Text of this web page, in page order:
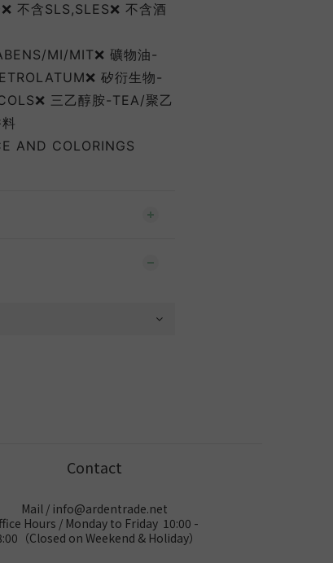
不含SLS,SLES❌ 不含酒
MI/MIT❌ 礦物油-
矽衍⽣物-
三⼄醇胺-TEA/聚⼄
AND COLORINGS
Contact
Mail / info@ardentrade.net
Hours / Monday to Friday 10:00 -
（Closed on Weekend & Holiday）